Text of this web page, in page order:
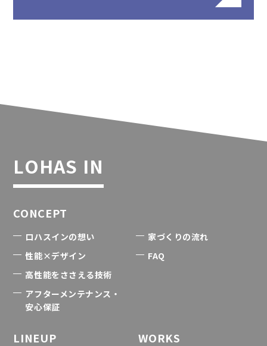
LOHAS IN
CONCEPT
ロハスインの想い
性能×デザイン
高性能をささえる技術
アフターメンテナンス・
安心保証
家づくりの流れ
FAQ
LINEUP
WORKS